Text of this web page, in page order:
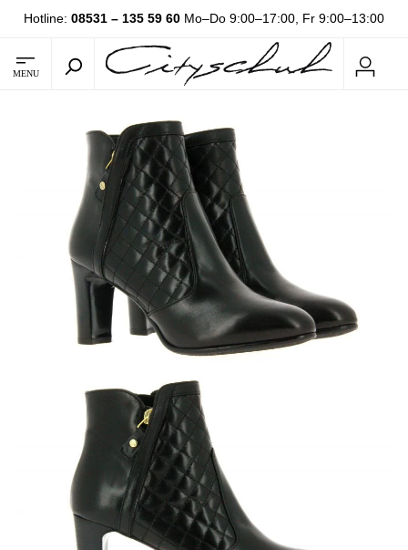
Hotline: 08531 – 135 59 60 Mo–Do 9:00–17:00, Fr 9:00–13:00
MENU